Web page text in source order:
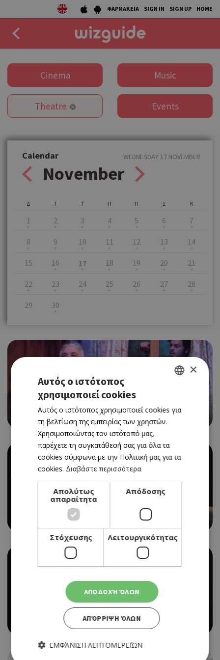
ΦΑΡΜΑΚΕΙΑ SIGN IN SIGN UP HOME
DRINK
COLLECTIONS
STORIES
Cinema Music
Theatre Events
Calendar
November
WEDNESDAY 17 NOVEMBER
Δ
1
Τ
2
Τ
3
Π
4
Π
5
Σ
6
Κ
7
8 9 10 11 12 13 14
15 16 17 18 19 20 21
22 23 24 25 26 27 28
29 30
THEATRE
«ΝΤΑ» ΣΤO ΔΗΜ. ΘΕΑΤΡΟ ΛΑΡΝΑΚΑΣ
17/11/2021 - 17/11/2021
«ΤΕΡΑΣ» ΣΤΙΣ ΑΠΟΘΗΚΕΣ ΘΟΚ
17/11/2021 - 17/11/2021
SNIFF ΣΤΟ VERSUS
17/11/2021 - 17/11/2021
ENGLISH
×
Αυτός ο ιστότοπος
χρησιμοποιεί cookies
Αυτός ο ιστότοπος χρησιμοποιεί cookies για
τη βελτίωση της εμπειρίας των χρηστών.
Χρησιμοποιώντας τον ιστότοπό μας,
παρέχετε τη συγκατάθεσή σας για όλα τα
cookies σύμφωνα με την Πολιτική μας για τα
cookies. Διαβάστε περισσότερα
Απολύτως
απαραίτητα
Απόδοσης
Στόχευσης Λειτουργικότητας
ΑΠΟΔΟΧΉ ΌΛΩΝ
ΑΠΌΡΡΙΨΗ ΌΛΩΝ
ΕΜΦΆΝΙΣΗ ΛΕΠΤΟΜΕΡΕΙΏΝ